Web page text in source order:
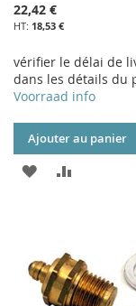
22,42 €
18,53 €
vérifier le délai de
dans les détails du
Voorraad info
Ajouter au panier
AJOUTER
LISTE
D’ENVIE